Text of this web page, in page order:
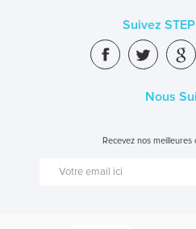
Suivez
Nous
Recevez nos meilleures